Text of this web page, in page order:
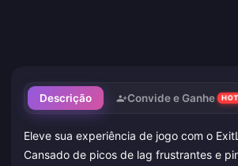
Descrição Convide e Ganhe HOT
Eleve sua experiência de jogo com o
Cansado de picos de lag frustrantes e